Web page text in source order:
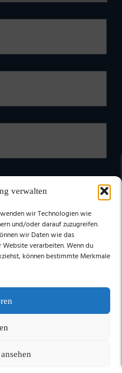
verwalten
wir Technologien wie
und/oder darauf zuzugreifen.
wir Daten wie das
verarbeiten. Wenn du
können bestimmte Merkmale
Daten elektronisch
E-Mail an